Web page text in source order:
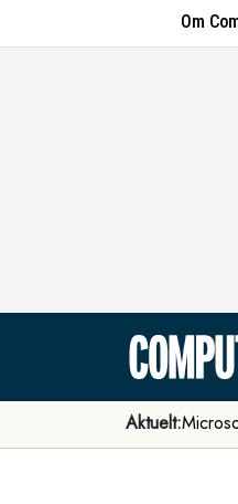
Om
Aktuelt: